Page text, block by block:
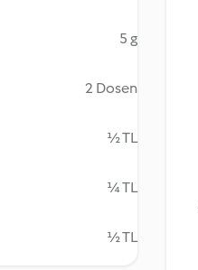
5 g
2 Dosen
½ TL
¼ TL
½ TL